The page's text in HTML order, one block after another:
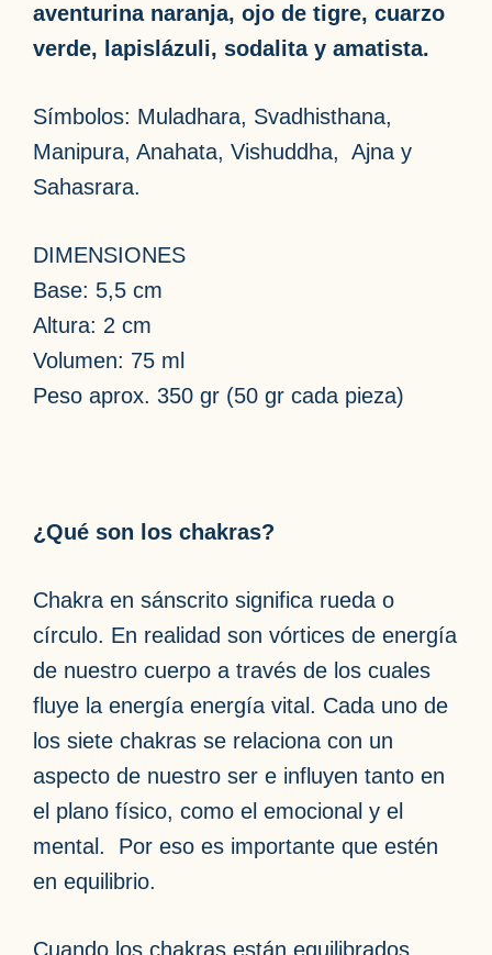
aventurina naranja, ojo de tigre, cuarzo
verde, lapislázuli, sodalita y amatista.
Símbolos: Muladhara, Svadhisthana,
Manipura, Anahata, Vishuddha, Ajna y
Sahasrara.
DIMENSIONES
Base: 5,5 cm
Altura: 2 cm
Volumen: 75 ml
Peso aprox. 350 gr (50 gr cada pieza)
¿Qué son los chakras?
Chakra en sánscrito significa rueda o
círculo. En realidad son vórtices de energía
de nuestro cuerpo a través de los cuales
fluye la energía energía vital. Cada uno de
los siete chakras se relaciona con un
aspecto de nuestro ser e influyen tanto en
el plano físico, como el emocional y el
mental. Por eso es importante que estén
en equilibrio.
Cuando los chakras están equilibrados